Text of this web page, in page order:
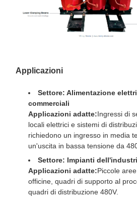
Applicazioni
Settore: Alimentazione
commerciali
Applicazioni adatte:Ingressi di
locali elettrici e sistemi di
richiedono un ingresso in media
un'uscita in bassa tensione da
Settore: Impianti
Applicazioni adatte:Piccole
officine, quadri di supporto al
quadri di distribuzione 480V.